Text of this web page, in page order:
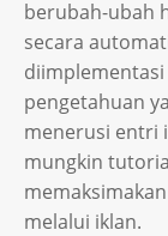
berubah-ubah
secara
pengetahuan
menerusi entri
mungkin
melalui iklan.